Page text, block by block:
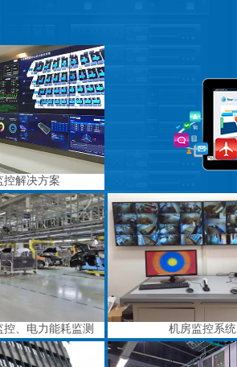
控解决方案
、电力能耗监测 机房监控系统